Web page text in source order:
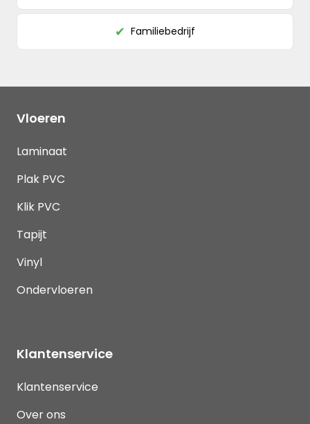
✔ Familiebedrijf
Vloeren
Laminaat
Plak PVC
Klik PVC
Tapijt
Vinyl
Ondervloeren
Klantenservice
Klantenservice
Over ons